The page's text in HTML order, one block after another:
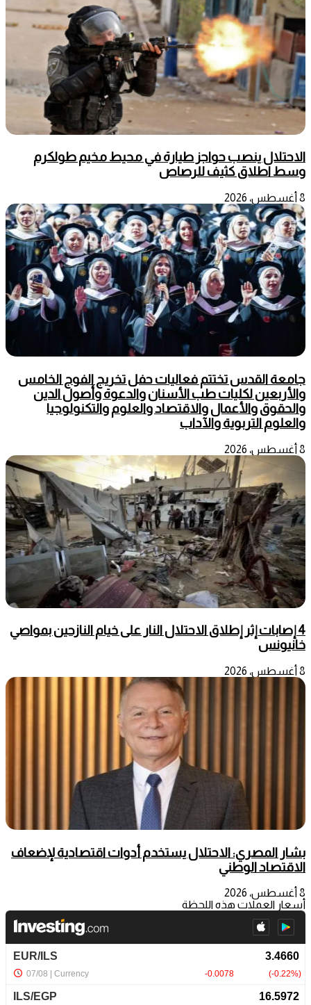
الاحتلال ينصب حواجز طيارة في محيط مخيم طولكرم
وسط اطلاق كثيف للرصاص
8 أغسطس، 2026
جامعة القدس تختتم فعاليات حفل تخريج الفوج الخامس
والأربعين لكليات طب الأسنان والدعوة وأصول الدين
والحقوق والأعمال والاقتصاد والعلوم والتكنولوجيا
والعلوم التربوية والآداب
8 أغسطس، 2026
4 إصابات إثر إطلاق الاحتلال النار على خيام النازحين بمواصي
خانيونس
8 أغسطس، 2026
بشار المصري: الاحتلال يستخدم أدوات اقتصادية لإضعاف
الاقتصاد الوطني
8 أغسطس، 2026
أسعار العملات هذه اللحظة